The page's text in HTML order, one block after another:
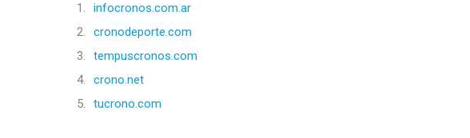
1.
infocronos.com.ar
2.
cronodeporte.com
3.
tempuscronos.com
4.
crono.net
5.
tucrono.com